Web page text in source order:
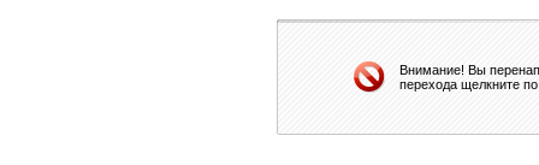
Внимание! Вы
перехода щелкните